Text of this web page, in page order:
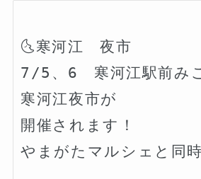
🌜寒河江　夜市
7/5、6　寒河江駅前み
寒河江夜市が
開催されます！
やまがたマルシェと同